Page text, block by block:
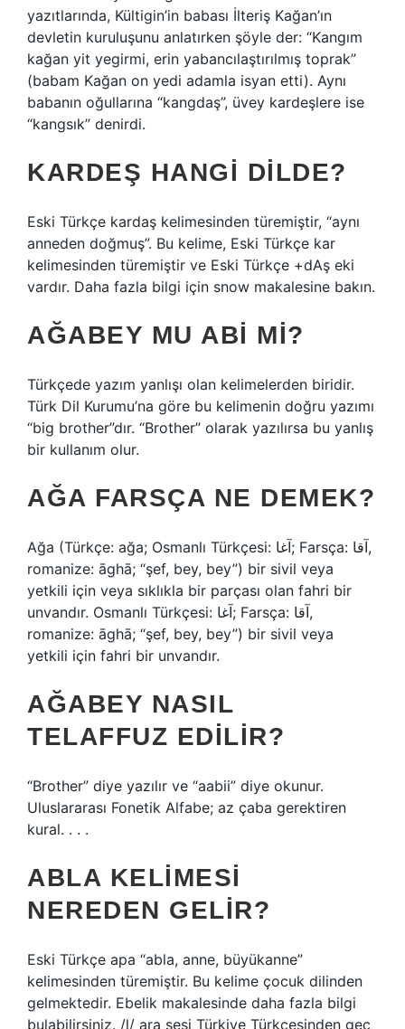
yazıtlarında, Kültigin’in babası İlteriş Kağan’ın
devletin kuruluşunu anlatırken şöyle der: “Kangım
kağan yit yegirmi, erin yabancılaştırılmış toprak”
(babam Kağan on yedi adamla isyan etti). Aynı
babanın oğullarına “kangdaş”, üvey kardeşlere ise
“kangsık” denirdi.
KARDEŞ HANGI DILDE?
Eski Türkçe kardaş kelimesinden türemiştir, “aynı
anneden doğmuş”. Bu kelime, Eski Türkçe kar
kelimesinden türemiştir ve Eski Türkçe +dAş eki
vardır. Daha fazla bilgi için snow makalesine bakın.
AĞABEY MU ABI MI?
Türkçede yazım yanlışı olan kelimelerden biridir.
Türk Dil Kurumu’na göre bu kelimenin doğru yazımı
“big brother”dır. “Brother” olarak yazılırsa bu yanlış
bir kullanım olur.
AĞA FARSÇA NE DEMEK?
Ağa (Türkçe: ağa; Osmanlı Türkçesi: آغا; Farsça: آقا,
romanize: āghā; “şef, bey, bey”) bir sivil veya
yetkili için veya sıklıkla bir parçası olan fahri bir
unvandır. Osmanlı Türkçesi: آغا; Farsça: آقا,
romanize: āghā; “şef, bey, bey”) bir sivil veya
yetkili için fahri bir unvandır.
AĞABEY NASIL
TELAFFUZ EDILIR?
“Brother” diye yazılır ve “aabii” diye okunur.
Uluslararası Fonetik Alfabe; az çaba gerektiren
kural. . . .
ABLA KELIMESI
NEREDEN GELIR?
Eski Türkçe apa “abla, anne, büyükanne”
kelimesinden türemiştir. Bu kelime çocuk dilinden
gelmektedir. Ebelik makalesinde daha fazla bilgi
bulabilirsiniz. /l/ ara sesi Türkiye Türkçesinden geç